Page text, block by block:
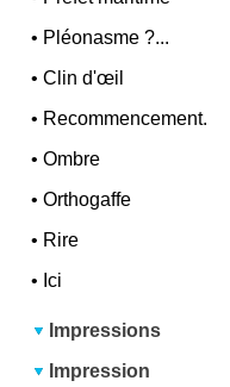
• Pléonasme ?...
•Clin d'œil
• Recommencement.
•Ombre
•Orthogaffe
• Rire
• Ici
Impressions
Impression